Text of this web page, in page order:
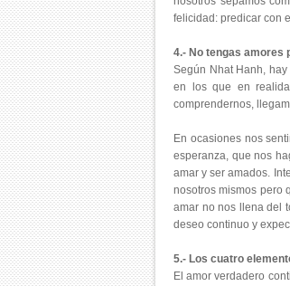
felicidad: predicar con
4.- No tengas amores
Según Nhat Hanh,
en los que en
comprendernos,
En ocasiones nos
esperanza, que nos
amar y ser amados.
nosotros mismos pero
amar no nos llena del
deseo continuo y
5.- Los cuatro
El amor verdadero